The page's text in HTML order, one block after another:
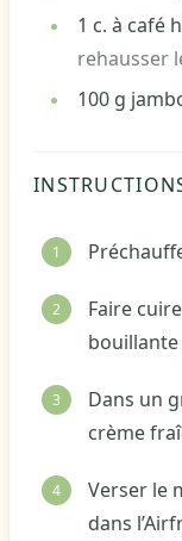
1 c. à café
rehausser
100 g
Faire
bouillante
Dans un
crème
Verser le
dans